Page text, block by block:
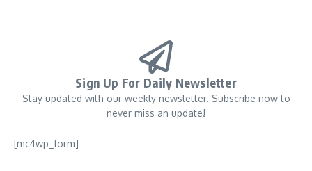
Sign Up For Daily Newsletter
Stay updated with our weekly newsletter. Subscribe now to
never miss an update!
[mc4wp_form]